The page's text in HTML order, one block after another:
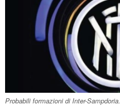
Probabili formazioni di Inter-Sampdoria.